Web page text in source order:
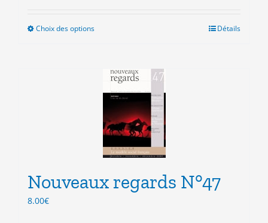
Choix des optionsCe
plusieurs
variations.
Les
options
peuvent
être
choisies
sur
page
Détails
Nouveaux regards N°47
8.00€